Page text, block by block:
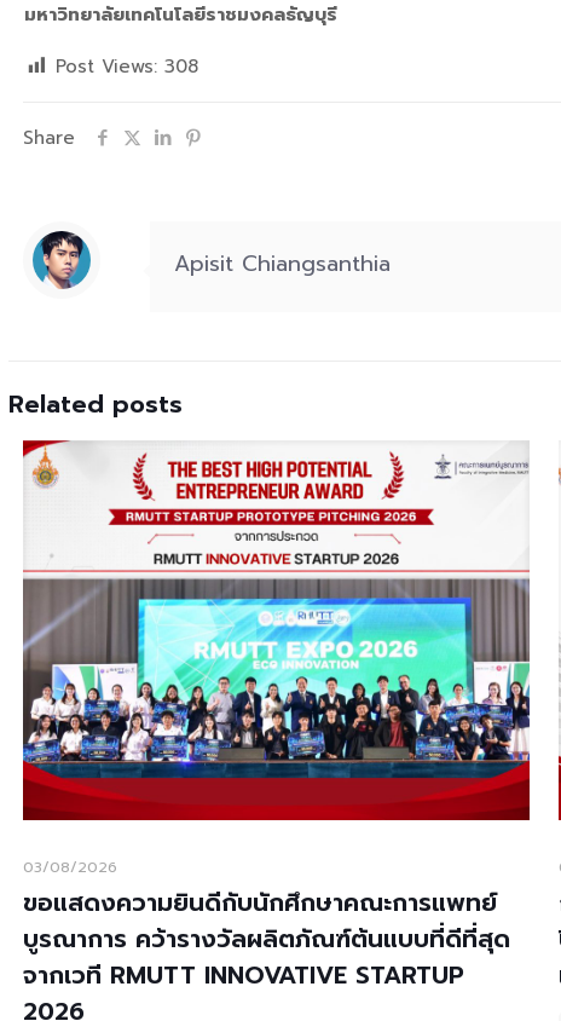
มหาวิทยาลัยเทคโนโลยีราชมงคลธัญบุรี
Post Views: 308
Share
Apisit Chiangsanthia
Related posts
03/08/2026
ขอแสดงความยินดีกับนักศึกษาคณะการแพทย์
บูรณาการ คว้ารางวัลผลิตภัณฑ์ต้นแบบที่ดีที่สุด
จากเวที RMUTT INNOVATIVE STARTUP
2026